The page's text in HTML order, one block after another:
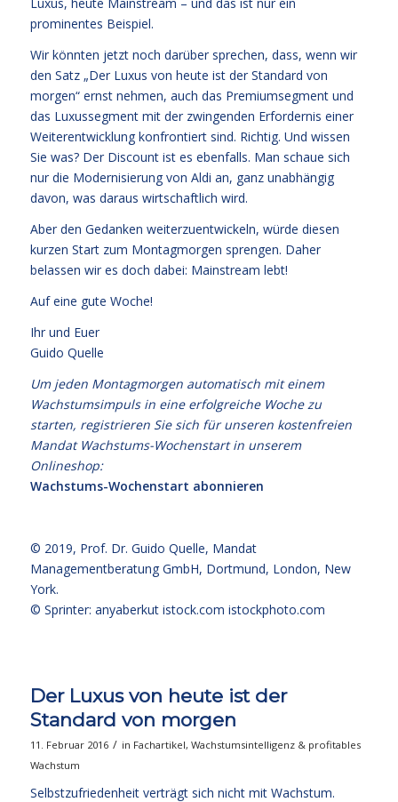
Luxus, heute Mainstream – und das ist nur ein
prominentes Beispiel.
Wir könnten jetzt noch darüber sprechen, dass, wenn wir
den Satz „Der Luxus von heute ist der Standard von
morgen“ ernst nehmen, auch das Premiumsegment und
das Luxussegment mit der zwingenden Erfordernis einer
Weiterentwicklung konfrontiert sind. Richtig. Und wissen
Sie was? Der Discount ist es ebenfalls. Man schaue sich
nur die Modernisierung von Aldi an, ganz unabhängig
davon, was daraus wirtschaftlich wird.
Aber den Gedanken weiterzuentwickeln, würde diesen
kurzen Start zum Montagmorgen sprengen. Daher
belassen wir es doch dabei: Mainstream lebt!
Auf eine gute Woche!
Ihr und Euer
Guido Quelle
Um jeden Montagmorgen automatisch mit einem
Wachstumsimpuls in eine erfolgreiche Woche zu
starten, registrieren Sie sich für unseren kostenfreien
Mandat Wachstums-Wochenstart in unserem
Onlineshop:
Wachstums-Wochenstart abonnieren
© 2019, Prof. Dr. Guido Quelle, Mandat
Managementberatung GmbH, Dortmund, London, New
York.
© Sprinter: anyaberkut istock.com istockphoto.com
Der Luxus von heute ist der
Standard von morgen
11. Februar 2016 / in Fachartikel, Wachstumsintelligenz & profitables
Wachstum
Selbstzufriedenheit verträgt sich nicht mit Wachstum.